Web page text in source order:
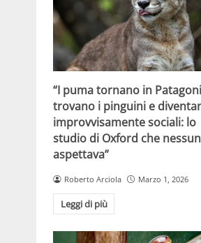
“I puma tornano in
trovano i pinguini e
improvvisamente sociali: lo
studio di Oxford che
aspettava”
Roberto Arciola Marzo 1, 2026
Leggi di più